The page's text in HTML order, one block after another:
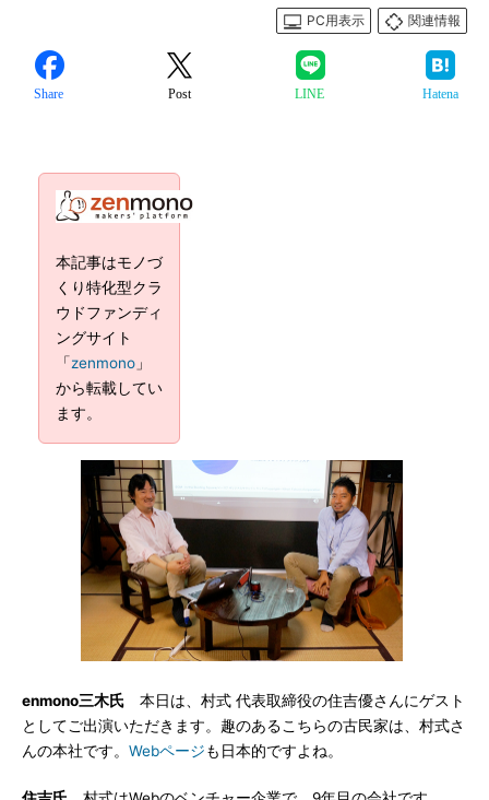
PC用表示
関連情報
Share Post LINE Hatena
本記事はモノづ
くり特化型クラ
ウドファンディ
ングサイト
「zenmono 」
から転載してい
ます。
enmono三木氏 本日は、村式 代表取締役の住吉優さんにゲスト
としてご出演いただきます。趣のあるこちらの古民家は、村式さ
んの本社です。 Webページも日本的ですよね。